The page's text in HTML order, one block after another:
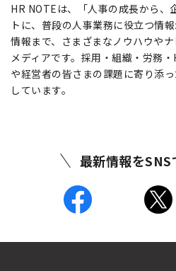
HR NOTEは、「人事の成長から、
トに、普段の人事業務に役立つ情
情報まで、さまざまなノウハウや
メディアです。採用・組織・労務
や経営者の皆さまの課題に寄り添
しています。
最新情報をSNS